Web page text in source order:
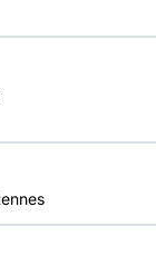
FAS